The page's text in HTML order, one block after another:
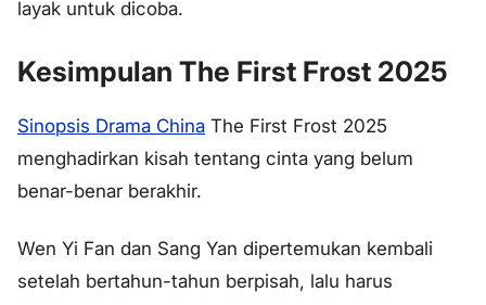
layak untuk dicoba.
Kesimpulan The First Frost 2025
Sinopsis Drama China The First Frost 2025
menghadirkan kisah tentang cinta yang belum
benar-benar berakhir.
Wen Yi Fan dan Sang Yan dipertemukan kembali
setelah bertahun-tahun berpisah, lalu harus